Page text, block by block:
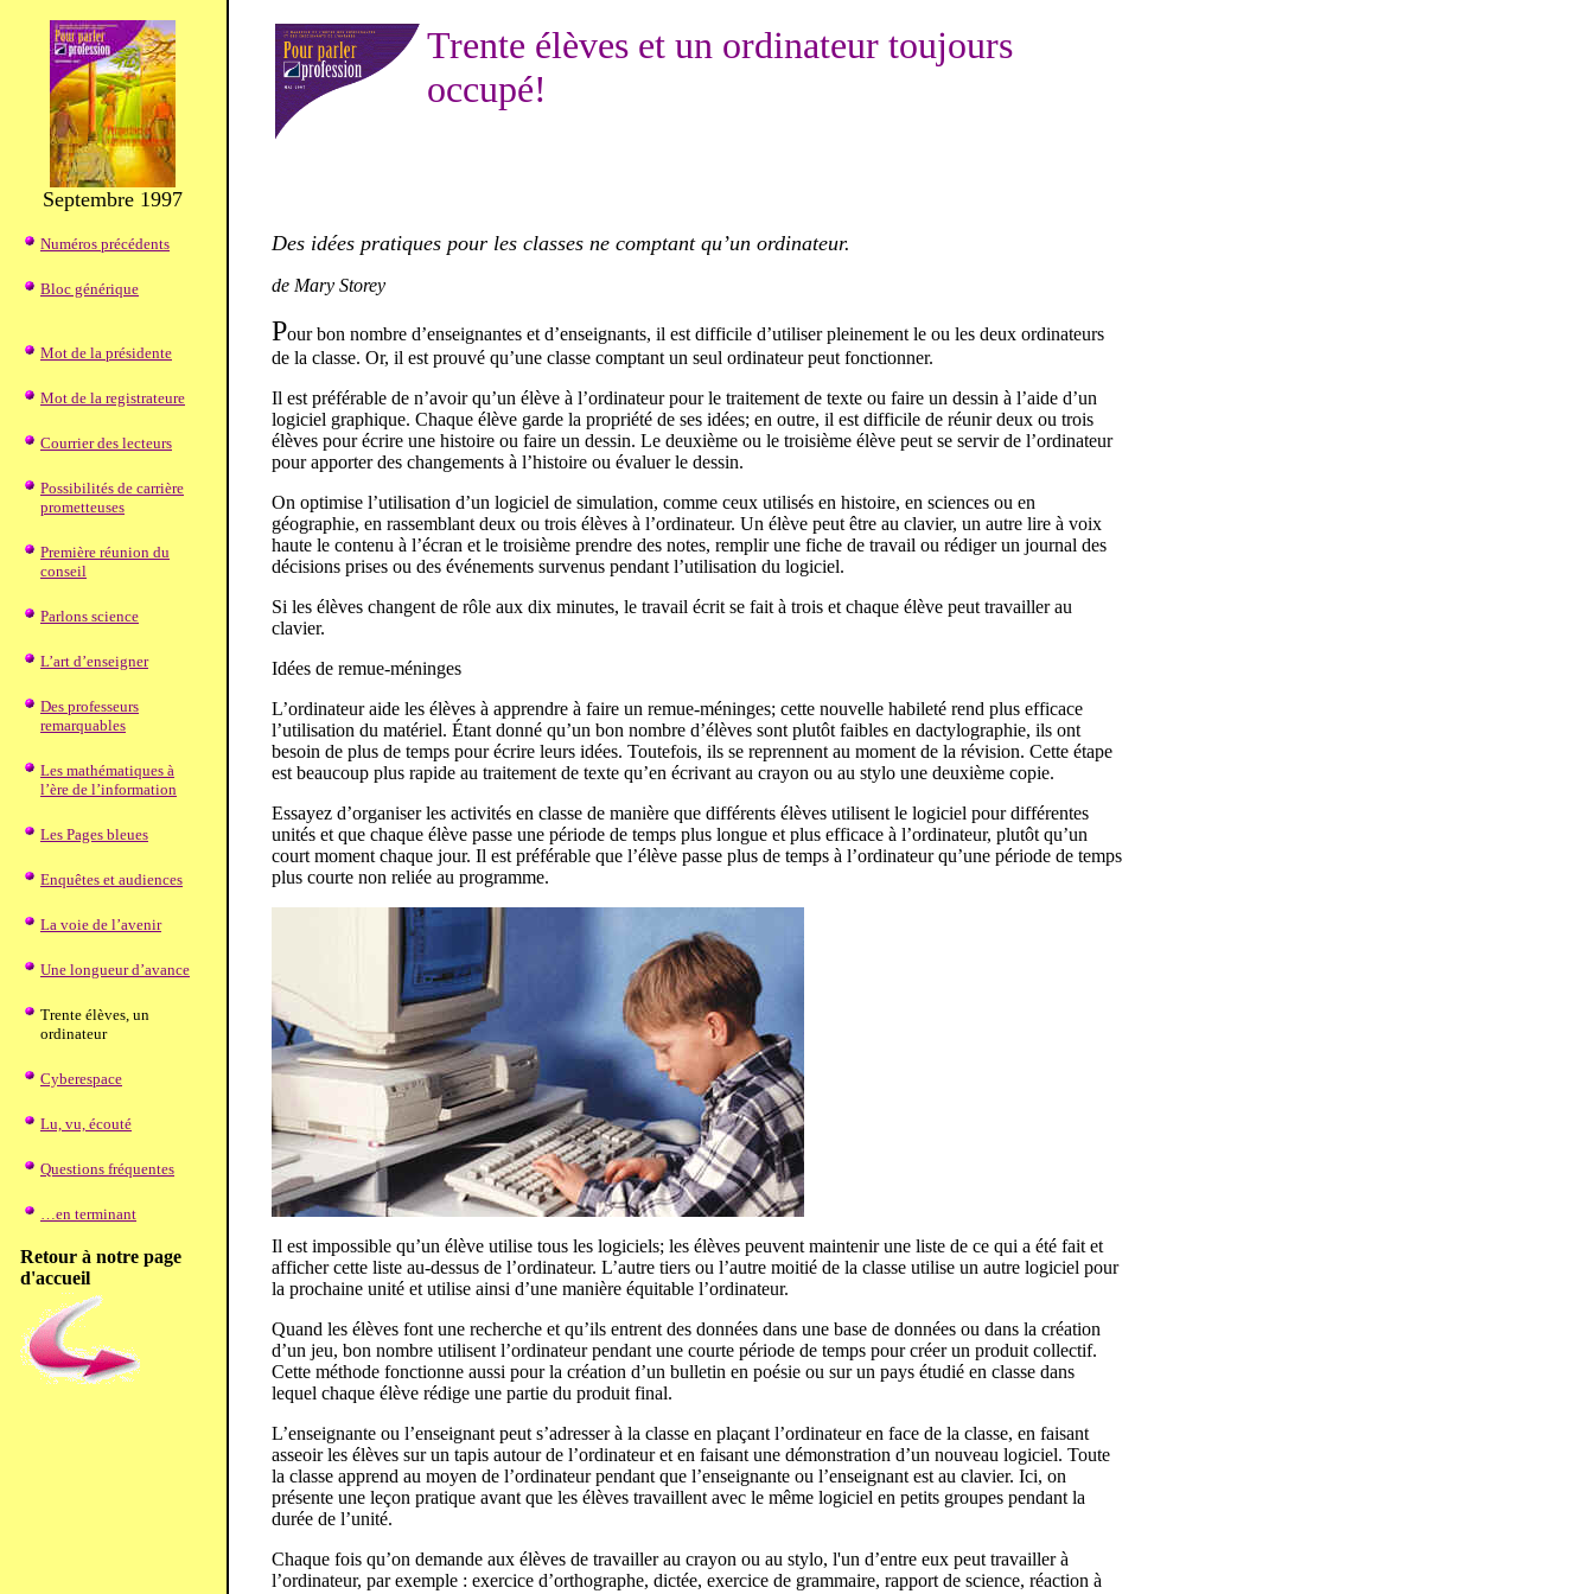
Septembre 1997
Trente élèves et un ordinateur toujours
occupé!
Numéros précédents
Bloc générique
Mot de la présidente
Mot de la registrateure
Courrier des lecteurs
Possibilités de carrière
prometteuses
Première réunion du
conseil
Parlons science
L’art d’enseigner
Des professeurs
remarquables
Les mathématiques à
l’ère de l’information
Les Pages bleues
Enquêtes et audiences
La voie de l’avenir
Une longueur d’avance
Trente élèves, un
ordinateur
Cyberespace
Lu, vu, écouté
Questions fréquentes
…en terminant
Retour à notre page
d'accueil
Des idées pratiques pour les classes ne comptant qu’un ordinateur.
de Mary Storey
Pour bon nombre d’enseignantes et d’enseignants, il est difficile d’utiliser pleinement le ou les deux ordinateurs
de la classe. Or, il est prouvé qu’une classe comptant un seul ordinateur peut fonctionner.
Il est préférable de n’avoir qu’un élève à l’ordinateur pour le traitement de texte ou faire un dessin à l’aide d’un
logiciel graphique. Chaque élève garde la propriété de ses idées; en outre, il est difficile de réunir deux ou trois
élèves pour écrire une histoire ou faire un dessin. Le deuxième ou le troisième élève peut se servir de l’ordinateur
pour apporter des changements à l’histoire ou évaluer le dessin.
On optimise l’utilisation d’un logiciel de simulation, comme ceux utilisés en histoire, en sciences ou en
géographie, en rassemblant deux ou trois élèves à l’ordinateur. Un élève peut être au clavier, un autre lire à voix
haute le contenu à l’écran et le troisième prendre des notes, remplir une fiche de travail ou rédiger un journal des
décisions prises ou des événements survenus pendant l’utilisation du logiciel.
Si les élèves changent de rôle aux dix minutes, le travail écrit se fait à trois et chaque élève peut travailler au
clavier.
Idées de remue-méninges
L’ordinateur aide les élèves à apprendre à faire un remue-méninges; cette nouvelle habileté rend plus efficace
l’utilisation du matériel. Étant donné qu’un bon nombre d’élèves sont plutôt faibles en dactylographie, ils ont
besoin de plus de temps pour écrire leurs idées. Toutefois, ils se reprennent au moment de la révision. Cette étape
est beaucoup plus rapide au traitement de texte qu’en écrivant au crayon ou au stylo une deuxième copie.
Essayez d’organiser les activités en classe de manière que différents élèves utilisent le logiciel pour différentes
unités et que chaque élève passe une période de temps plus longue et plus efficace à l’ordinateur, plutôt qu’un
court moment chaque jour. Il est préférable que l’élève passe plus de temps à l’ordinateur qu’une période de temps
plus courte non reliée au programme.
Il est impossible qu’un élève utilise tous les logiciels; les élèves peuvent maintenir une liste de ce qui a été fait et
afficher cette liste au-dessus de l’ordinateur. L’autre tiers ou l’autre moitié de la classe utilise un autre logiciel pour
la prochaine unité et utilise ainsi d’une manière équitable l’ordinateur.
Quand les élèves font une recherche et qu’ils entrent des données dans une base de données ou dans la création
d’un jeu, bon nombre utilisent l’ordinateur pendant une courte période de temps pour créer un produit collectif.
Cette méthode fonctionne aussi pour la création d’un bulletin en poésie ou sur un pays étudié en classe dans
lequel chaque élève rédige une partie du produit final.
L’enseignante ou l’enseignant peut s’adresser à la classe en plaçant l’ordinateur en face de la classe, en faisant
asseoir les élèves sur un tapis autour de l’ordinateur et en faisant une démonstration d’un nouveau logiciel. Toute
la classe apprend au moyen de l’ordinateur pendant que l’enseignante ou l’enseignant est au clavier. Ici, on
présente une leçon pratique avant que les élèves travaillent avec le même logiciel en petits groupes pendant la
durée de l’unité.
Chaque fois qu’on demande aux élèves de travailler au crayon ou au stylo, l'un d’entre eux peut travailler à
l’ordinateur, par exemple : exercice d’orthographe, dictée, exercice de grammaire, rapport de science, réaction à